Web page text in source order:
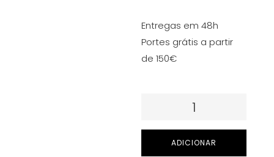
Entregas em 48h
Portes grátis a partir
de 150€
Quantidade
ADICIONAR